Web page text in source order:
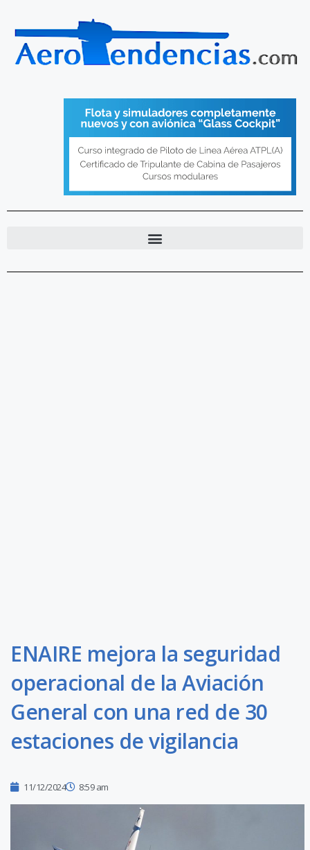
ENAIRE mejora la seguridad
operacional de la Aviación
General con una red de 30
estaciones de vigilancia
11/12/2024 8:59 am